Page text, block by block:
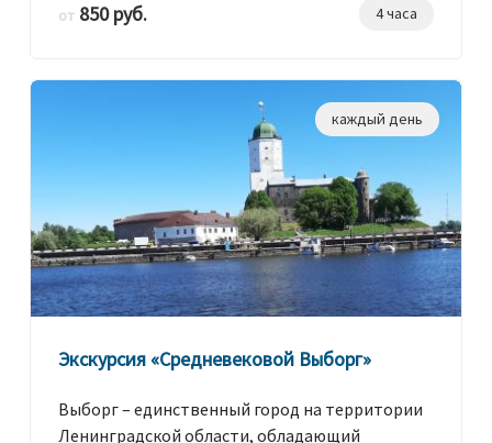
от 850 руб. 4 часа
каждый день
Экскурсия «Средневековой Выборг»
Выборг – единственный город на территории
Ленинградской области, обладающий